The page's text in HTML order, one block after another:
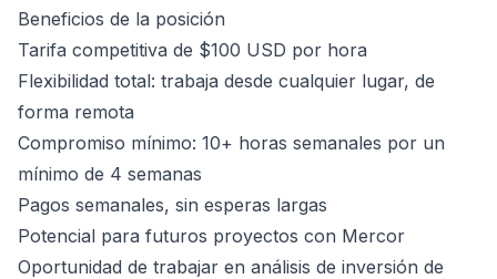
Beneficios de la posición
Tarifa competitiva de $100 USD por hora
Flexibilidad total: trabaja desde cualquier lugar, de
forma remota
Compromiso mínimo: 10+ horas semanales por un
mínimo de 4 semanas
Pagos semanales, sin esperas largas
Potencial para futuros proyectos con Mercor
Oportunidad de trabajar en análisis de inversión de